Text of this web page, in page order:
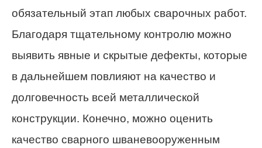
обязательный этап любых сварочных работ.
Благодаря тщательному контролю можно
выявить явные и скрытые дефекты, которые
в дальнейшем повлияют на качество и
долговечность всей металлической
конструкции. Конечно, можно оценить
качество сварного шваневооруженным